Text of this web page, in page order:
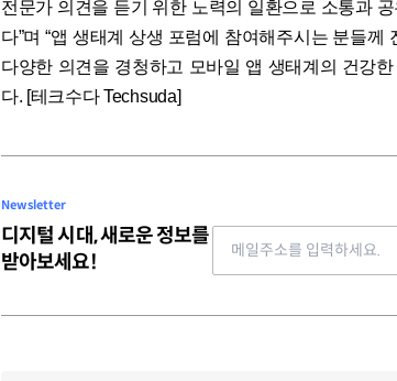
전문가 의견을 듣기 위한 노력의 일환으로 소통과
다”며 “앱 생태계 상생 포럼에 참여해주시는 분들
다양한 의견을 경청하고 모바일 앱 생태계의 건강
다. [테크수다 Techsuda]
Newsletter
디지털 시대, 새로운 정보를
받아보세요!
Email address